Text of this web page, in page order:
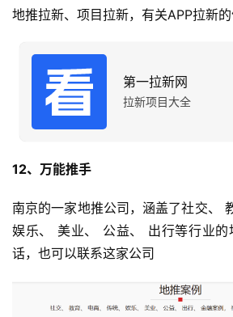
地推拉新、项目拉新，有关APP拉新
第一拉新网
拉新项目大全
12、万能推手
南京的一家地推公司，涵盖了社交、
娱乐、 美业、 公益、 出行等行业的
话，也可以联系这家公司